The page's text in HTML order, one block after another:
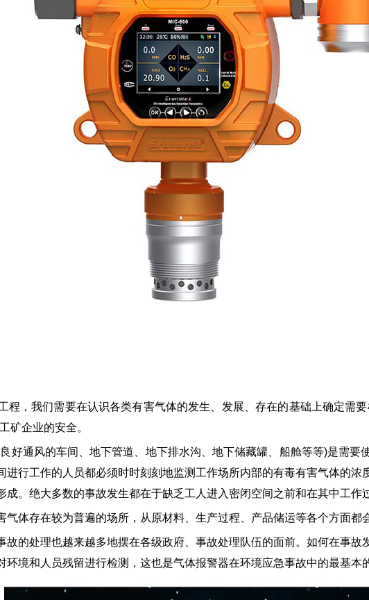
，我们需要在认识各类有害气体的发生、发展、存在的基础上确定需
矿企业的安全。
通风的车间、地下管道、地下排水沟、地下储藏罐、船舱等等)是需要
行工作的人员都必须时时刻刻地监测工作场所内部的有毒有害气体的
。绝大多数的事故发生都在于缺乏工人进入密闭空间之前和在其中工作
存在较为普遍的场所，从原材料、生产过程、产品储运等各个方面都
处理也越来越多地摆在各级政府、事故处理队伍的面前。如何在事故
境和人员残留进行检测，这也是气体报警器在环境应急事故中的最基本